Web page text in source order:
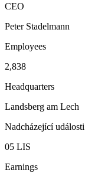
CEO
Peter Stadelmann
Employees
2,838
Headquarters
Landsberg am Lech
Nadcházející události
05 LIS
Earnings